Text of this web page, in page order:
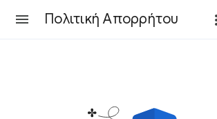
Πολιτική Απορρήτου